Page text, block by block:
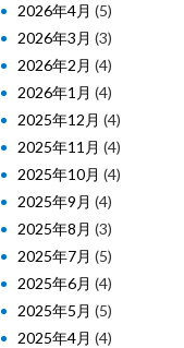
2026年4月 (5)
2026年3月 (3)
2026年2月 (4)
2026年1月 (4)
2025年12月 (4)
2025年11月 (4)
2025年10月 (4)
2025年9月 (4)
2025年8月 (3)
2025年7月 (5)
2025年6月 (4)
2025年5月 (5)
2025年4月 (4)